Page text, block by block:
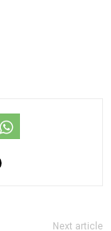
Next article